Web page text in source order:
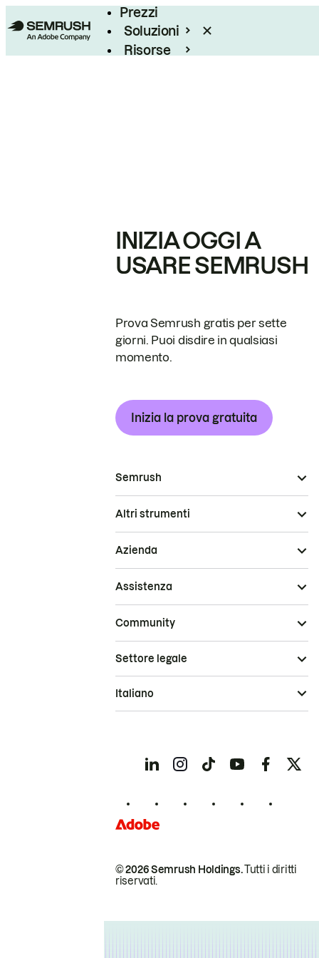
Prezzi
Soluzioni
Risorse
INIZIA OGGI A
USARE SEMRUSH
Prova Semrush gratis per sette
giorni. Puoi disdire in qualsiasi
momento.
Inizia la prova gratuita
Semrush
Altri strumenti
Azienda
Assistenza
Community
© 2026 Semrush Holdings.Tutti i diritti
riservati.
Settore legale
Italiano